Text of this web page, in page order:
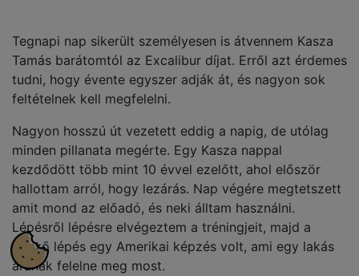
Tegnapi nap sikerült személyesen is átvennem Kasza
Tamás barátomtól az Excalibur díjat. Erről azt érdemes
tudni, hogy évente egyszer adják át, és nagyon sok
feltételnek kell megfelelni.
Nagyon hosszú út vezetett eddig a napig, de utólag
minden pillanata megérte. Egy Kasza nappal
kezdődött több mint 10 évvel ezelőtt, ahol először
hallottam arról, hogy lezárás. Nap végére megtetszett
amit mond az előadó, és neki álltam használni.
Lépésről lépésre elvégeztem a tréningjeit, majd a
végző lépés egy Amerikai képzés volt, ami egy lakás
árának felelne meg most.